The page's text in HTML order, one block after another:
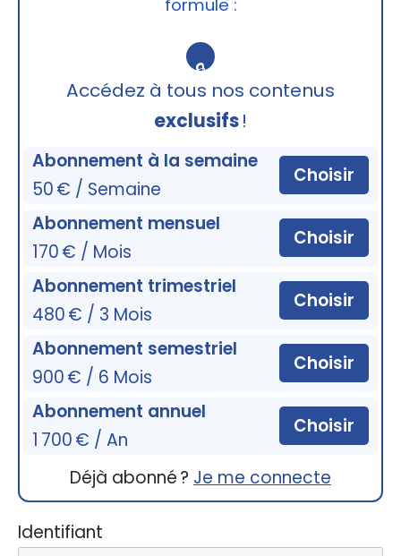
formule :
🔒
Accédez à tous nos contenus
exclusifs!
Abonnement à la semaine
50 € / Semaine
Choisir
Abonnement mensuel
170 € / Mois
Choisir
Abonnement trimestriel
480 € / 3 Mois
Choisir
Abonnement semestriel
900 € / 6 Mois
Choisir
Abonnement annuel
1 700 € / An
Choisir
Déjà abonné ? Je me connecte
Identifiant